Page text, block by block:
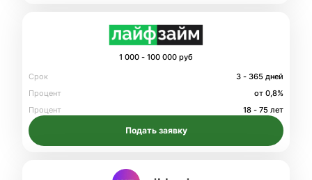
1 000 - 100 000 руб
Срок
3 - 365 дней
Процент
от 0,8%
Процент
18 - 75 лет
Подать заявку